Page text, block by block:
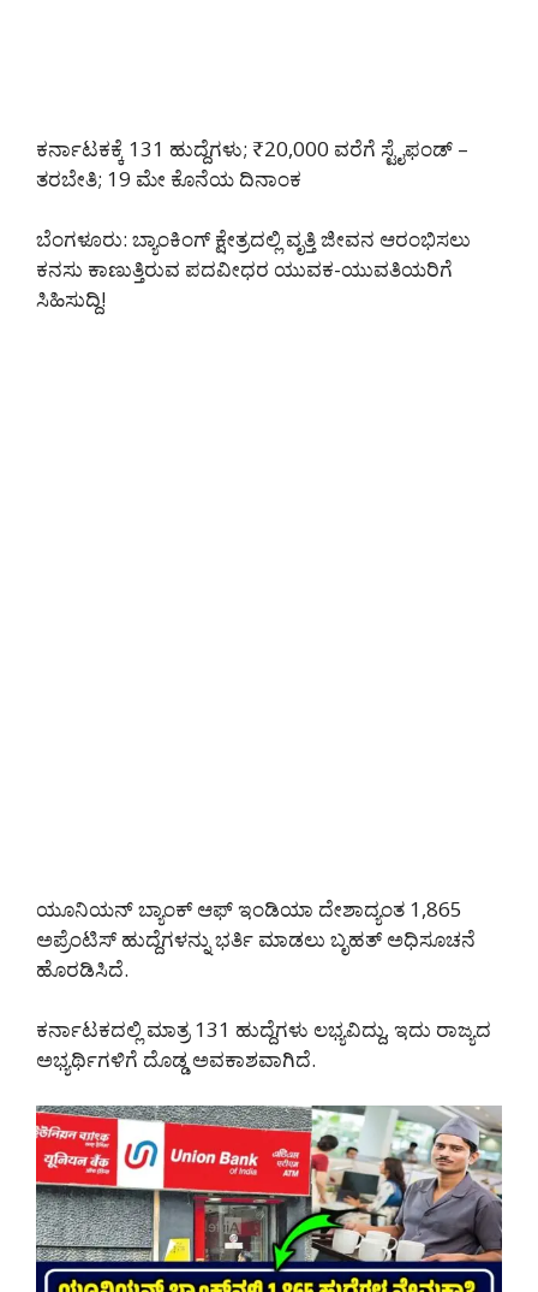
ಕರ್ನಾಟಕಕ್ಕೆ 131 ಹುದ್ದೆಗಳು; ₹20,000 ವರೆಗೆ ಸ್ಟೈಫಂಡ್ –
ತರಬೇತಿ; 19 ಮೇ ಕೊನೆಯ ದಿನಾಂಕ
ಬೆಂಗಳೂರು: ಬ್ಯಾಂಕಿಂಗ್ ಕ್ಷೇತ್ರದಲ್ಲಿ ವೃತ್ತಿ ಜೀವನ ಆರಂಭಿಸಲು
ಕನಸು ಕಾಣುತ್ತಿರುವ ಪದವೀಧರ ಯುವಕ-ಯುವತಿಯರಿಗೆ
ಸಿಹಿಸುದ್ದಿ!
ಯೂನಿಯನ್ ಬ್ಯಾಂಕ್ ಆಫ್ ಇಂಡಿಯಾ ದೇಶಾದ್ಯಂತ 1,865
ಅಪ್ರೆಂಟಿಸ್ ಹುದ್ದೆಗಳನ್ನು ಭರ್ತಿ ಮಾಡಲು ಬೃಹತ್ ಅಧಿಸೂಚನೆ
ಹೊರಡಿಸಿದೆ.
ಕರ್ನಾಟಕದಲ್ಲಿ ಮಾತ್ರ 131 ಹುದ್ದೆಗಳು ಲಭ್ಯವಿದ್ದು, ಇದು ರಾಜ್ಯದ
ಅಭ್ಯರ್ಥಿಗಳಿಗೆ ದೊಡ್ಡ ಅವಕಾಶವಾಗಿದೆ.